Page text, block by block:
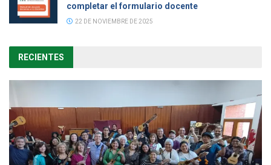
completar el formulario docente
22 DE NOVIEMBRE DE 2025
RECIENTES